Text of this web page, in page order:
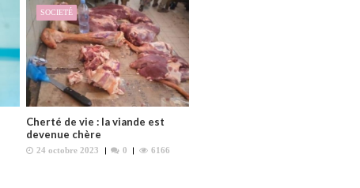
SOCIETÉ
Cherté de vie : la viande est
devenue chère
24 octobre 2023 0 6166